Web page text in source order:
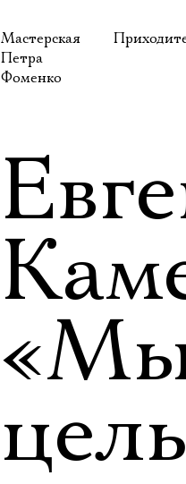
Мастерская
Петра
Фоменко
«Мы